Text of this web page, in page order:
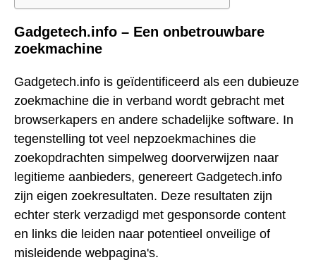
Gadgetech.info – Een onbetrouwbare
zoekmachine
Gadgetech.info is geïdentificeerd als een dubieuze
zoekmachine die in verband wordt gebracht met
browserkapers en andere schadelijke software. In
tegenstelling tot veel nepzoekmachines die
zoekopdrachten simpelweg doorverwijzen naar
legitieme aanbieders, genereert Gadgetech.info
zijn eigen zoekresultaten. Deze resultaten zijn
echter sterk verzadigd met gesponsorde content
en links die leiden naar potentieel onveilige of
misleidende webpagina's.